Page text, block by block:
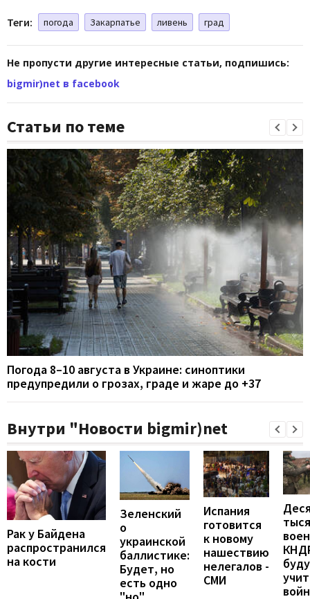
Теги: погода Закарпатье ливень град
Не пропусти другие интересные статьи, подпишись:
bigmir)net в facebook
Статьи по теме
Погода 8–10 августа в Украине: синоптики
предупредили о грозах, граде и жаре до +37
Внутри "Новости bigmir)net
Рак у Байдена
распространился
на кости
Зеленский
о
украинской
баллистике:
Будет, но
есть одно
Испания
готовится
к новому
нашествию
нелегалов -
СМИ